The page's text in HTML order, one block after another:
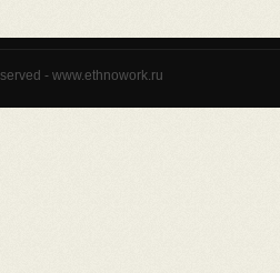
- www.ethnowork.ru